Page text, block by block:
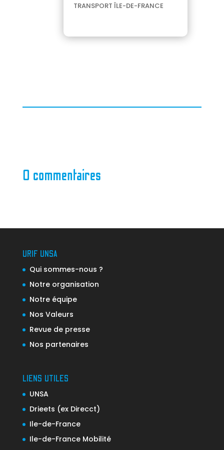
TRANSPORT ÎLE-DE-FRANCE
0 commentaires
URIF UNSA
Qui sommes-nous ?
Notre organisation
Notre équipe
Nos Valeurs
Revue de presse
Nos partenaires
LIENS UTILES
UNSA
Drieets (ex Direcct)
Ile-de-France
Ile-de-France Mobilité